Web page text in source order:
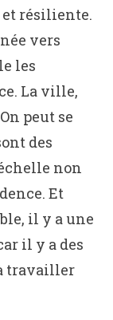
résiliente.
vers
les
La ville,
peut se
des
non
Et
il y a une
il y a des
travailler